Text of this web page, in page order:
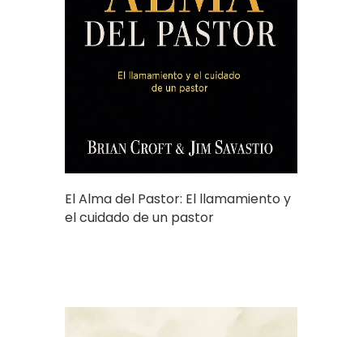
El Alma del Pastor: El llamamiento y
el cuidado de un pastor